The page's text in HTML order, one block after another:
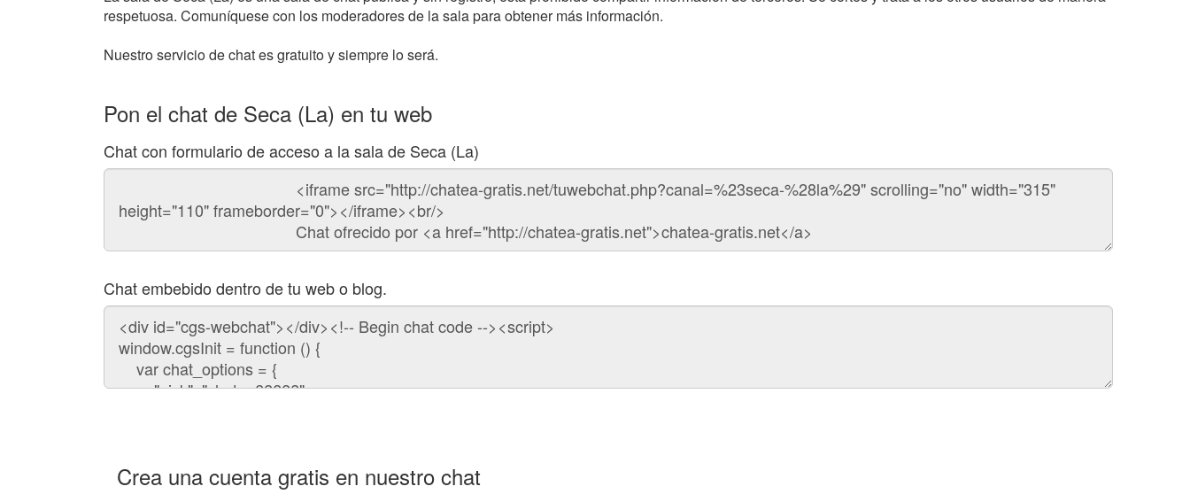
respetuosa. Comuníquese con los moderadores de la sala para obtener más información.
Nuestro servicio de chat es gratuito y siempre lo será.
Pon el chat de Seca (La) en tu web
Chat con formulario de acceso a la sala de Seca (La)
Código
chat
Chat embebido dentro de tu web o blog.
Código
para
embeber
chat
Crea una cuenta gratis en nuestro chat